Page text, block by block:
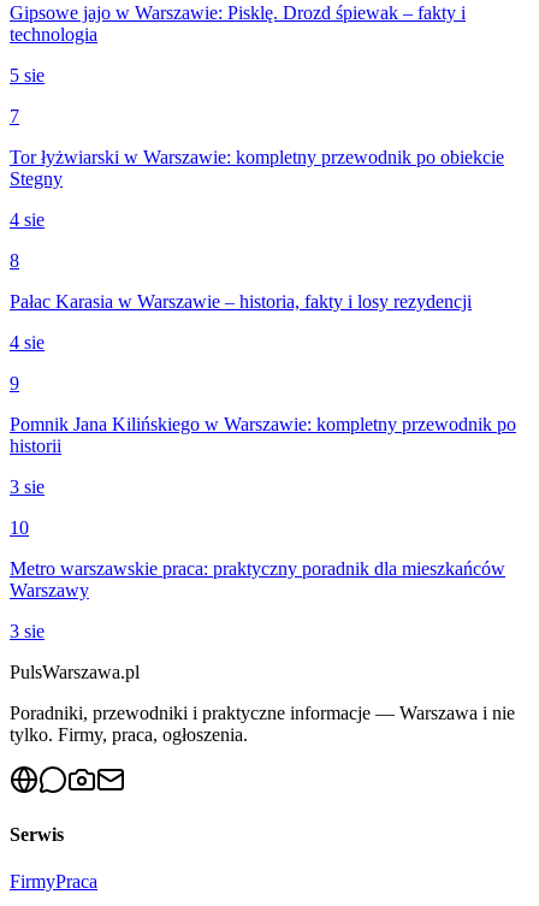
Gipsowe jajo w Warszawie: Pisklę. Drozd śpiewak – fakty i
technologia
5 sie
7
Tor łyżwiarski w Warszawie: kompletny przewodnik po obiekcie
Stegny
4 sie
8
Pałac Karasia w Warszawie – historia, fakty i losy rezydencji
4 sie
9
Pomnik Jana Kilińskiego w Warszawie: kompletny przewodnik po
historii
3 sie
10
Metro warszawskie praca: praktyczny poradnik dla mieszkańców
Warszawy
3 sie
PulsWarszawa.pl
Poradniki, przewodniki i praktyczne informacje — Warszawa i nie
tylko. Firmy, praca, ogłoszenia.
Serwis
FirmyPraca